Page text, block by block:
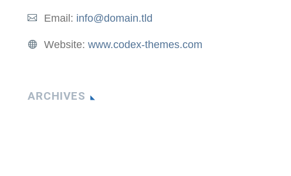
Email: info@domain.tld
Website: www.codex-themes.com
ARCHIVES